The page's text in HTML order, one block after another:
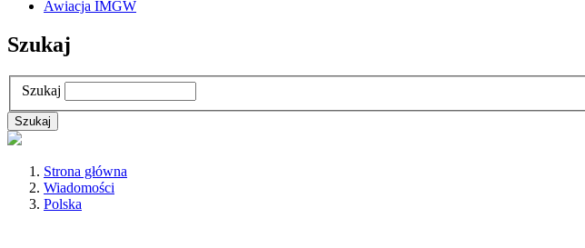
Awiacja IMGW
Szukaj
Szukaj
Strona główna
Wiadomości
Polska